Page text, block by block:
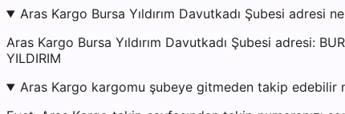
Aras Kargo Bursa Yıldırım Davutkadı Şubesi adresi
Aras Kargo Bursa Yıldırım Davutkadı Şubesi adresi:
YILDIRIM
Aras Kargo kargomu şubeye gitmeden takip edebilir